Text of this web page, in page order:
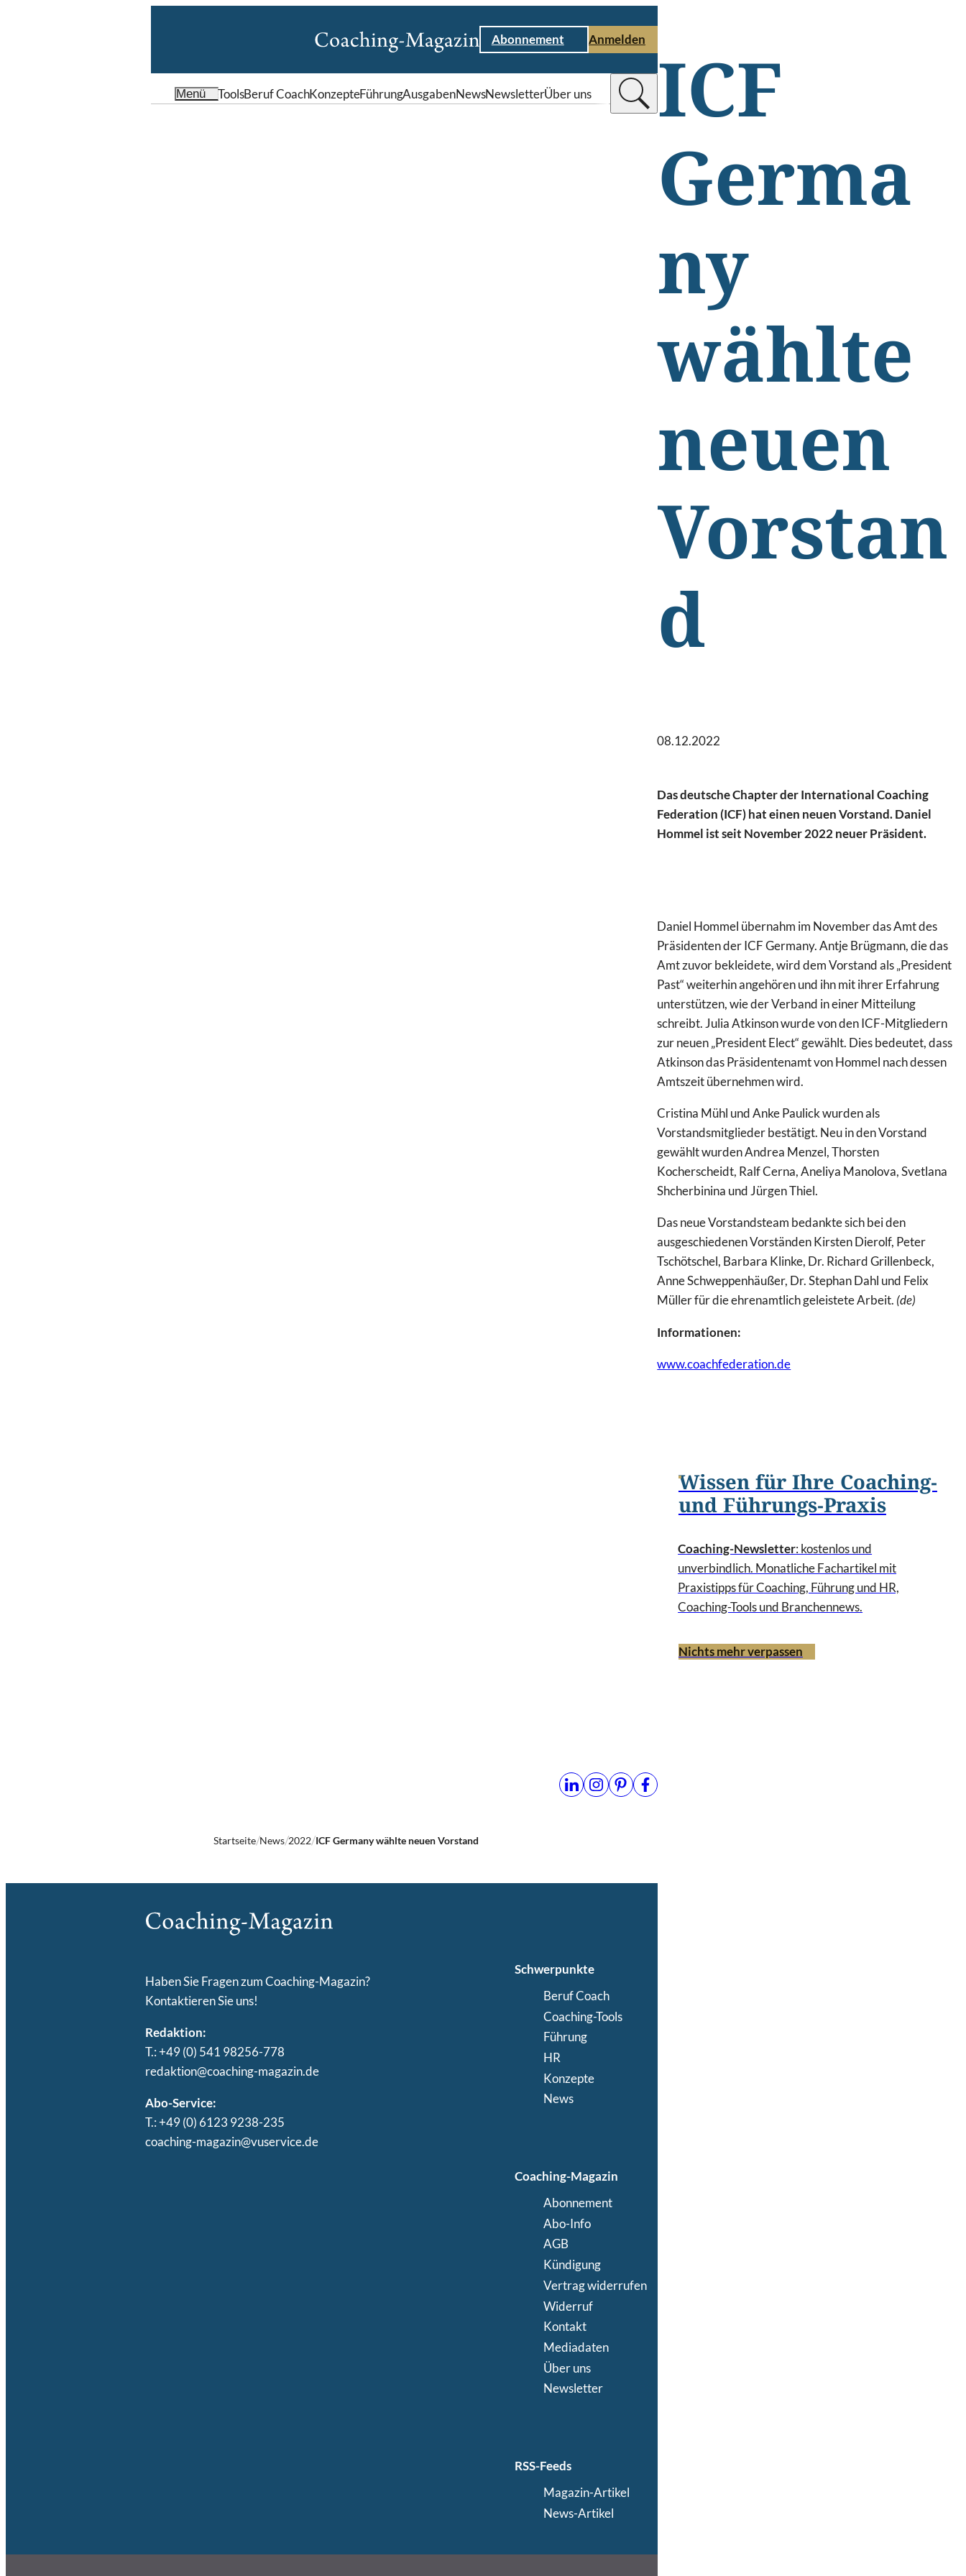
Abonnement Anmelden
Menü ToolsBeruf CoachKonzepteFührungAusgabenNewsNewsletterÜber uns
ICF
Germa
ny
wählte
neuen
Vorstan
d
08.12.2022
Das deutsche Chapter der International Coaching
Federation (ICF) hat einen neuen Vorstand. Daniel
Hommel ist seit November 2022 neuer Präsident.
Daniel Hommel übernahm im November das Amt des
Präsidenten der ICF Germany. Antje Brügmann, die das
Amt zuvor bekleidete, wird dem Vorstand als „President
Past“ weiterhin angehören und ihn mit ihrer Erfahrung
unterstützen, wie der Verband in einer Mitteilung
schreibt. Julia Atkinson wurde von den ICF-Mitgliedern
zur neuen „President Elect“ gewählt. Dies bedeutet, dass
Atkinson das Präsidentenamt von Hommel nach dessen
Amtszeit übernehmen wird.
Cristina Mühl und Anke Paulick wurden als
Vorstandsmitglieder bestätigt. Neu in den Vorstand
gewählt wurden Andrea Menzel, Thorsten
Kocherscheidt, Ralf Cerna, Aneliya Manolova, Svetlana
Shcherbinina und Jürgen Thiel.
Das neue Vorstandsteam bedankte sich bei den
ausgeschiedenen Vorständen Kirsten Dierolf, Peter
Tschötschel, Barbara Klinke, Dr. Richard Grillenbeck,
Anne Schweppenhäußer, Dr. Stephan Dahl und Felix
Müller für die ehrenamtlich geleistete Arbeit. (de)
Informationen:
www.coachfederation.de
Wissen für Ihre Coaching-
und Führungs-Praxis
Coaching-Newsletter: kostenlos und
unverbindlich. Monatliche Fachartikel mit
Praxistipps für Coaching, Führung und HR,
Coaching-Tools und Branchennews.
Nichts mehr verpassen
Startseite News 2022 ICF Germany wählte neuen Vorstand
Haben Sie Fragen zum Coaching-Magazin?
Kontaktieren Sie uns!
Redaktion:
T.: +49 (0) 541 98256-778
redaktion@coaching-magazin.de
Abo-Service:
T.: +49 (0) 6123 9238-235
coaching-magazin@vuservice.de
Schwerpunkte
Beruf Coach
Coaching-Tools
Führung
HR
Konzepte
News
Coaching-Magazin
Abonnement
Abo-Info
AGB
Kündigung
Vertrag widerrufen
Widerruf
Kontakt
Mediadaten
Über uns
Newsletter
RSS-Feeds
Magazin-Artikel
News-Artikel